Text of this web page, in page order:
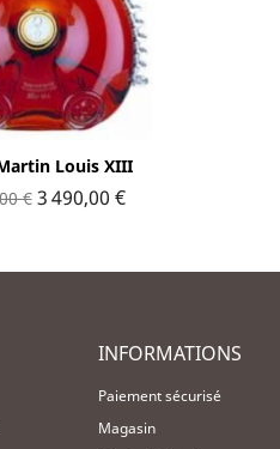
Louis XIII
€ 3 490,00 €
rapide
INFORMATIONS
Paiement sécurisé
Magasin